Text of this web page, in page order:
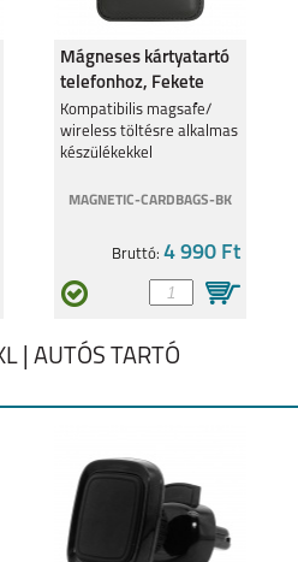
Mágneses kártyatartó
telefonhoz, Fekete
Kompatibilis magsafe/
wireless töltésre alkalmas
készülékekkel
MAGNETIC-CARDBAGS-BK
Bruttó:4 990 Ft
| AUTÓS TARTÓ